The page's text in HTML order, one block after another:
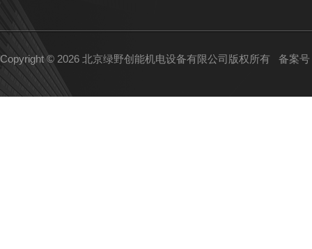
Copyright © 2026 北京绿野创能机电设备有限公司版权所有 备案